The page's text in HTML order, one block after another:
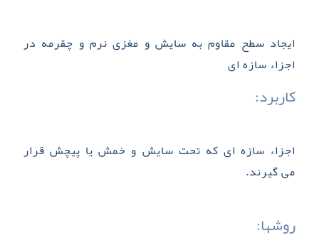
ایجاد سطح مقاوم به سایش و مغزی نرم و چقرمه در
اجزاء سازه­ ای
کاربرد:
اجزاء سازه ­ای که تحت سایش و خمش یا پیچش قرار
می­ گیرند.
روشها: